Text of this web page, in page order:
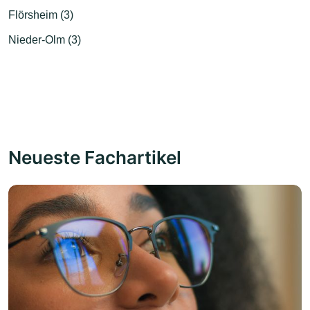
Flörsheim (3)
Nieder-Olm (3)
Neueste Fachartikel